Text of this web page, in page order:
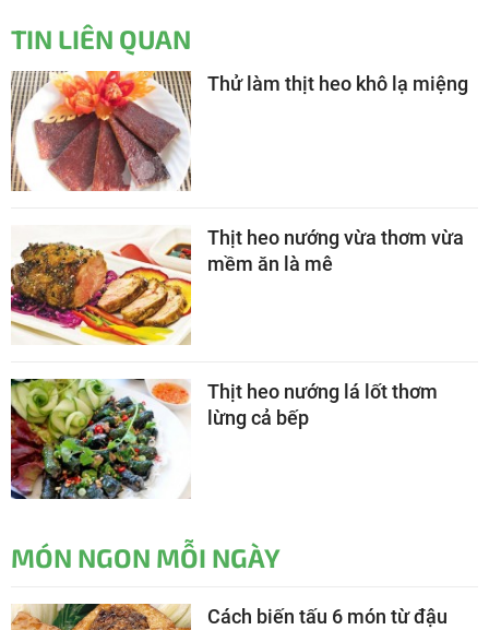
TIN LIÊN QUAN
Thử làm thịt heo khô lạ miệng
Thịt heo nướng vừa thơm vừa
mềm ăn là mê
Thịt heo nướng lá lốt thơm
lừng cả bếp
MÓN NGON MỖI NGÀY
Cách biến tấu 6 món từ đậu